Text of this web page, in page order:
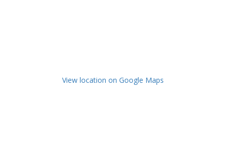
View location on Google Maps